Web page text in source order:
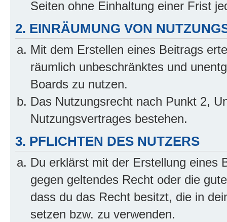
Seiten ohne Einhaltung einer Frist
2. EINRÄUMUNG VON
Mit dem Erstellen eines Beitrags
räumlich unbeschränktes und
Boards zu nutzen.
Das Nutzungsrecht nach Punkt 2,
Nutzungsvertrages bestehen.
3. PFLICHTEN DES NUTZERS
Du erklärst mit der Erstellung eines
gegen geltendes Recht oder die
dass du das Recht besitzt, die in
setzen bzw. zu verwenden.